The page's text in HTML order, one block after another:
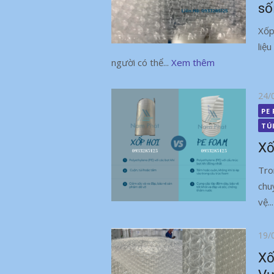
người có thể... Xem thêm
vào
24/
PE
vệ...
vào
19/